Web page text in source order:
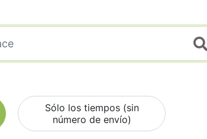
Sólo los tiempos (sin
número de envío)